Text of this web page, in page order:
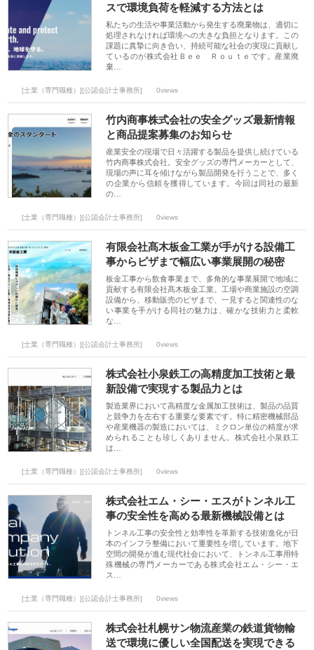
スで環境負荷を軽減する方法とは
私たちの生活や事業活動から発生する廃棄物は、適切に
処理されなければ環境への大きな負担となります。この
課題に真摯に向き合い、持続可能な社会の実現に貢献し
ているのが株式会社Ｂｅｅ Ｒｏｕｔｅです。産業廃
棄…
[士業（専門職種）][公認会計士事務所] 0views
竹内商事株式会社の安全グッズ最新情報
と商品提案募集のお知らせ
産業安全の現場で日々活躍する製品を提供し続けている
竹内商事株式会社。安全グッズの専門メーカーとして、
現場の声に耳を傾けながら製品開発を行うことで、多く
の企業から信頼を獲得しています。今回は同社の最新
の…
[士業（専門職種）][公認会計士事務所] 0views
有限会社髙木板金工業が手がける設備工
事からピザまで幅広い事業展開の秘密
板金工事から飲食事業まで、多角的な事業展開で地域に
貢献する有限会社髙木板金工業。工場や商業施設の空調
設備から、移動販売のピザまで、一見すると関連性のな
い事業を手がける同社の魅力は、確かな技術力と柔軟
な…
[士業（専門職種）][公認会計士事務所] 0views
株式会社小泉鉄工の高精度加工技術と最
新設備で実現する製品力とは
製造業界において高精度な金属加工技術は、製品の品質
と競争力を左右する重要な要素です。特に精密機械部品
や産業機器の製造においては、ミクロン単位の精度が求
められることも珍しくありません。株式会社小泉鉄工
は…
[士業（専門職種）][公認会計士事務所] 0views
株式会社エム・シー・エスがトンネル工
事の安全性を高める最新機械設備とは
トンネル工事の安全性と効率性を革新する技術進化が日
本のインフラ整備において重要性を増しています。地下
空間の開発が進む現代社会において、トンネル工事用特
殊機械の専門メーカーである株式会社エム・シー・エ
ス…
[士業（専門職種）][公認会計士事務所] 0views
株式会社札幌サン物流産業の鉄道貨物輸
送で環境に優しい全国配送を実現できる